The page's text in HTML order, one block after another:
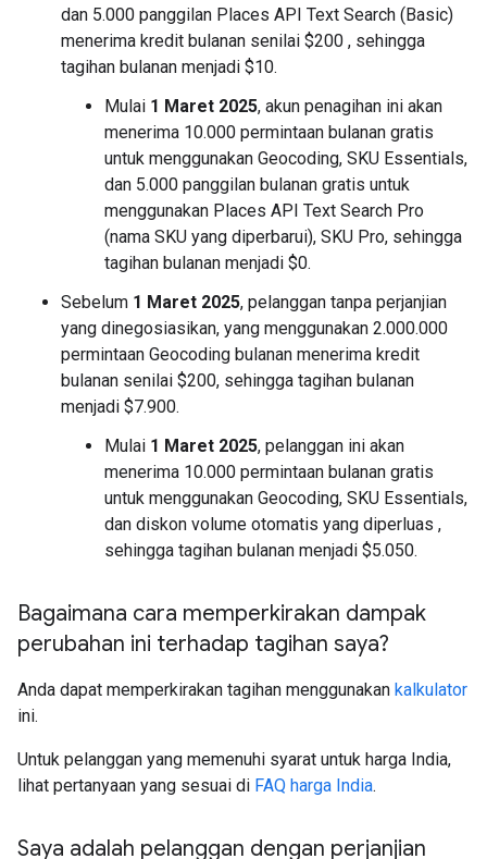
dan 5.000 panggilan Places API Text Search (Basic)
menerima kredit bulanan senilai $200 , sehingga
tagihan bulanan menjadi $10.
Mulai 1 Maret 2025, akun penagihan ini akan
menerima 10.000 permintaan bulanan gratis
untuk menggunakan Geocoding, SKU Essentials,
dan 5.000 panggilan bulanan gratis untuk
menggunakan Places API Text Search Pro
(nama SKU yang diperbarui), SKU Pro, sehingga
tagihan bulanan menjadi $0.
Sebelum 1 Maret 2025, pelanggan tanpa perjanjian
yang dinegosiasikan, yang menggunakan 2.000.000
permintaan Geocoding bulanan menerima kredit
bulanan senilai $200, sehingga tagihan bulanan
menjadi $7.900.
Mulai 1 Maret 2025, pelanggan ini akan
menerima 10.000 permintaan bulanan gratis
untuk menggunakan Geocoding, SKU Essentials,
dan diskon volume otomatis yang diperluas ,
sehingga tagihan bulanan menjadi $5.050.
Bagaimana cara memperkirakan dampak
perubahan ini terhadap tagihan saya?
Anda dapat memperkirakan tagihan menggunakan kalkulator
ini.
Untuk pelanggan yang memenuhi syarat untuk harga India,
lihat pertanyaan yang sesuai di FAQ harga India.
Saya adalah pelanggan dengan perjanjian